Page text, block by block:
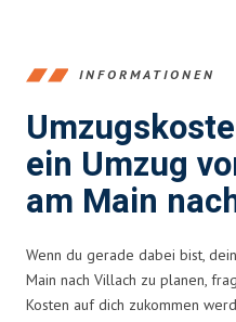
INFORMATIONEN
ein Umzug
am Main
Wenn du gerade dabei bist,
Main nach Villach zu planen,
Kosten auf dich zukommen